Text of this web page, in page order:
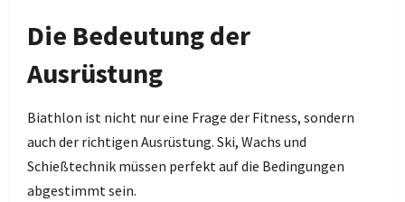
Die Bedeutung der
Ausrüstung
Biathlon ist nicht nur eine Frage der Fitness, sondern
auch der richtigen Ausrüstung. Ski, Wachs und
Schießtechnik müssen perfekt auf die Bedingungen
abgestimmt sein.